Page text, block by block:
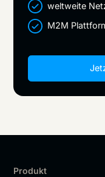
weltweite
M2M
Produkt